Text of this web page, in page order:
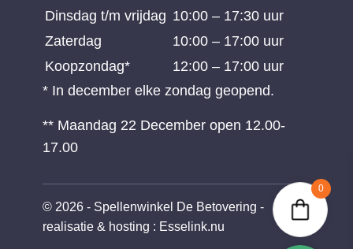
0
Dinsdag t/m vrijdag 10:00 – 17:30 uur
Zaterdag
10:00 – 17:00 uur
Koopzondag*
12:00 – 17:00 uur
* In december elke zondag geopend.
** Maandag 22 December open 12.00-
17.00
© 2026 - Spellenwinkel De Betovering -
realisatie & hosting : Esselink.nu